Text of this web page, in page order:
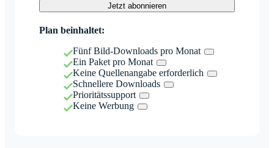
Jetzt abonnieren
Plan beinhaltet:
Fünf Bild-Downloads pro Monat
Ein Paket pro Monat
Keine Quellenangabe erforderlich
Schnellere Downloads
Prioritätssupport
Keine Werbung